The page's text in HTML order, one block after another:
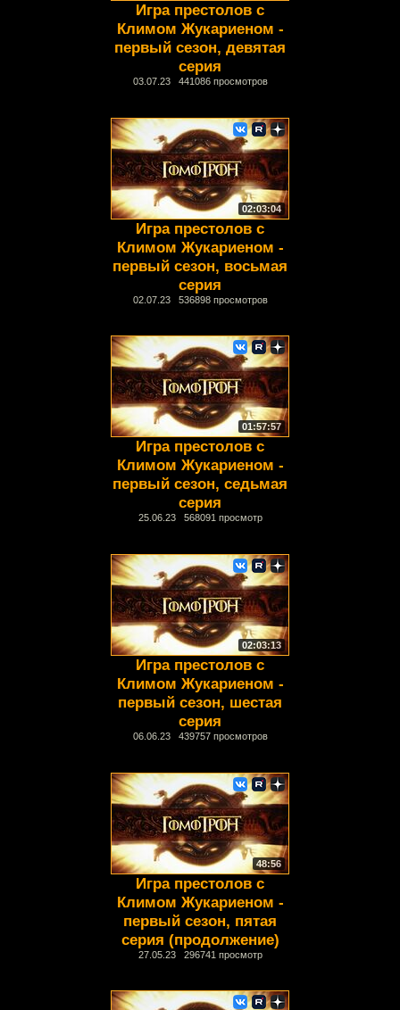
Игра престолов с
Климом Жукариеном -
первый сезон, девятая
серия
03.07.23 441086 просмотров
02:03:04
Игра престолов с
Климом Жукариеном -
первый сезон, восьмая
серия
02.07.23 536898 просмотров
01:57:57
Игра престолов с
Климом Жукариеном -
первый сезон, седьмая
серия
25.06.23 568091 просмотр
02:03:13
Игра престолов с
Климом Жукариеном -
первый сезон, шестая
серия
06.06.23 439757 просмотров
48:56
Игра престолов с
Климом Жукариеном -
первый сезон, пятая
серия (продолжение)
27.05.23 296741 просмотр